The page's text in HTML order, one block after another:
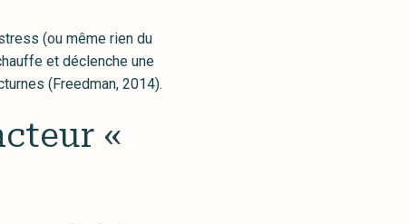
(ou même rien du
et déclenche une
(Freedman, 2014).
«